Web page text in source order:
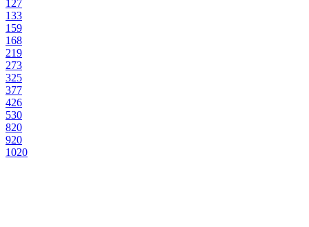
127
133
159
168
219
273
325
377
426
530
820
920
1020